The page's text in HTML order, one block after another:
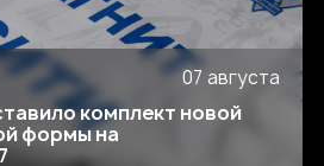
07 августа
комплект новой
формы на